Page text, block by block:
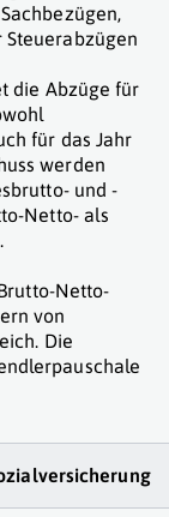
die Abzüge für
für das Jahr
werden
und -
Netto- als
Netto-
von
Die